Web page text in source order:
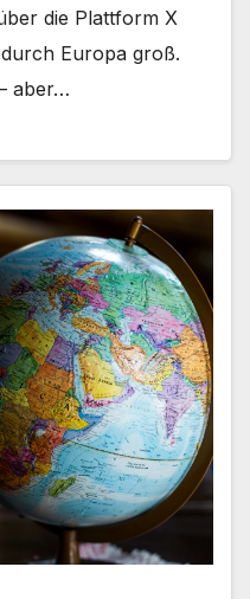
die Plattform X
Europa groß.
aber…